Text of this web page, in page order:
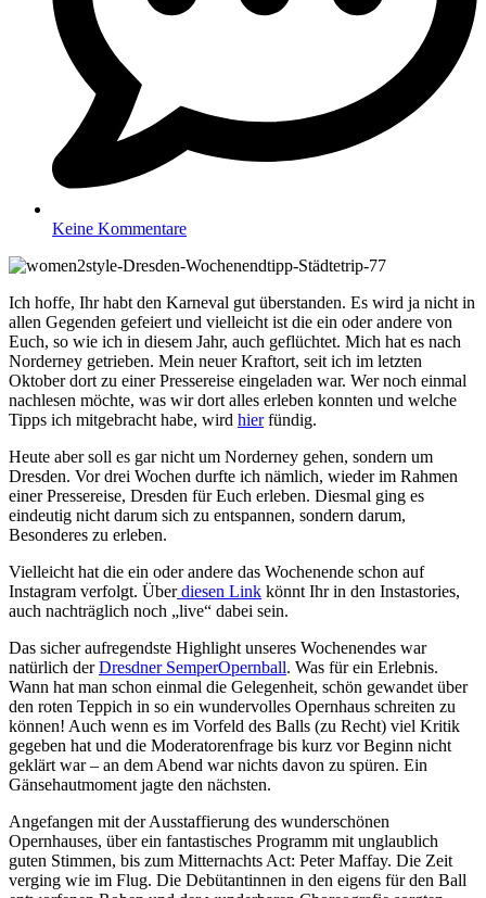
Keine Kommentare
Ich hoffe, Ihr habt den Karneval gut überstanden. Es wird ja nicht in
allen Gegenden gefeiert und vielleicht ist die ein oder andere von
Euch, so wie ich in diesem Jahr, auch geflüchtet. Mich hat es nach
Norderney getrieben. Mein neuer Kraftort, seit ich im letzten
Oktober dort zu einer Pressereise eingeladen war. Wer noch einmal
nachlesen möchte, was wir dort alles erleben konnten und welche
Tipps ich mitgebracht habe, wird hierfündig.
Heute aber soll es gar nicht um Norderney gehen, sondern um
Dresden. Vor drei Wochen durfte ich nämlich, wieder im Rahmen
einer Pressereise, Dresden für Euch erleben. Diesmal ging es
eindeutig nicht darum sich zu entspannen, sondern darum,
Besonderes zu erleben.
Vielleicht hat die ein oder andere das Wochenende schon auf
Instagram verfolgt. Überdiesen Link könnt Ihr in den Instastories,
auch nachträglich noch „live“ dabei sein.
Das sicher aufregendste Highlight unseres Wochenendes war
natürlich derDresdner SemperOpernball. Was für ein Erlebnis.
Wann hat man schon einmal die Gelegenheit, schön gewandet über
den roten Teppich in so ein wundervolles Opernhaus schreiten zu
können! Auch wenn es im Vorfeld des Balls (zu Recht) viel Kritik
gegeben hat und die Moderatorenfrage bis kurz vor Beginn nicht
geklärt war – an dem Abend war nichts davon zu spüren. Ein
Gänsehautmoment jagte den nächsten.
Angefangen mit der Ausstaffierung des wunderschönen
Opernhauses, über ein fantastisches Programm mit unglaublich
guten Stimmen, bis zum Mitternachts Act: Peter Maffay. Die Zeit
verging wie im Flug. Die Debütantinnen in den eigens für den Ball